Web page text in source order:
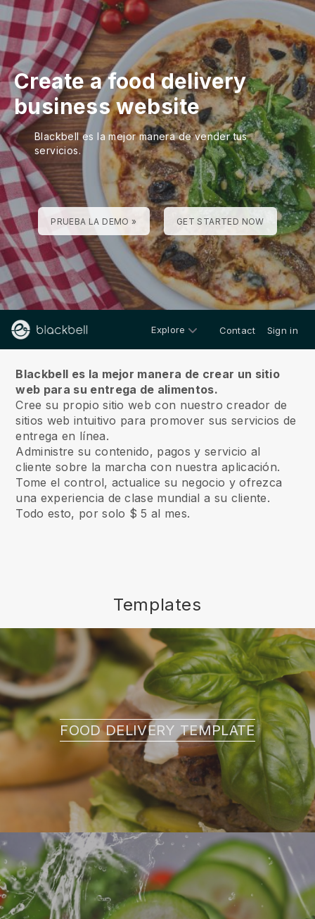
Create a food delivery
business website
Blackbell es la mejor manera de vender tus
servicios.
PRUEBA LA DEMO » GET STARTED NOW
Explore Contact Sign in
Blackbell es la mejor manera de crear un sitio
web para su entrega de alimentos.
Cree su propio sitio web con nuestro creador de
sitios web intuitivo para promover sus servicios de
entrega en línea.
Administre su contenido, pagos y servicio al
cliente sobre la marcha con nuestra aplicación.
Tome el control, actualice su negocio y ofrezca
una experiencia de clase mundial a su cliente.
Todo esto, por solo $ 5 al mes.
Templates
FOOD DELIVERY TEMPLATE